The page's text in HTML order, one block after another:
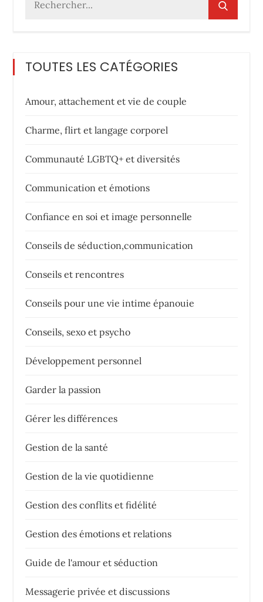
TOUTES LES CATÉGORIES
Amour, attachement et vie de couple
Charme, flirt et langage corporel
Communauté LGBTQ+ et diversités
Communication et émotions
Confiance en soi et image personnelle
Conseils de séduction,communication
Conseils et rencontres
Conseils pour une vie intime épanouie
Conseils, sexo et psycho
Développement personnel
Garder la passion
Gérer les différences
Gestion de la santé
Gestion de la vie quotidienne
Gestion des conflits et fidélité
Gestion des émotions et relations
Guide de l'amour et séduction
Messagerie privée et discussions